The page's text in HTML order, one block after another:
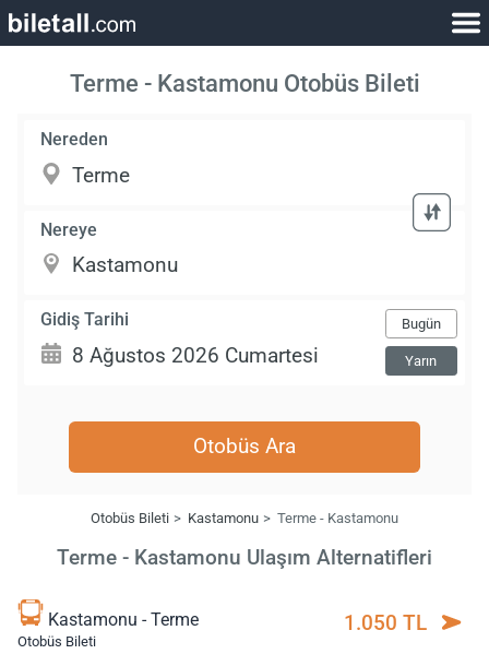
Terme - Kastamonu Otobüs Bileti
Nereden
Nereye
Gidiş Tarihi Bugün
Yarın
Otobüs Ara
Otobüs Bileti Kastamonu Terme - Kastamonu
Terme - Kastamonu Ulaşım Alternatifleri
Kastamonu - Terme
Otobüs Bileti
1.050 TL